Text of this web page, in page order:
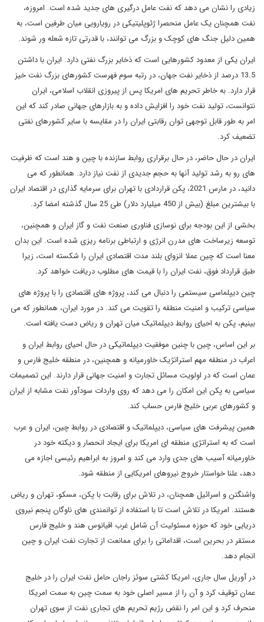
زیادی را نشان می دهد که نفت عامل درگیری های جدید شده است. امروزه،
نفت همچنان یک عامل منحصرا ژئوپلیتیکی در رویارویی میان طرفین است، به
همین دلیل جنگ های کوچک و بزرگ می توانند، با قدرتی تازه شعله ور شوند.
ایران یکی از معدود کشورهایی است که ذخایر بزرگ نفتی دارد. ایران با داشتن
13.5 درصد از ذخایر نفت جهان، در رتبه سوم فهرست کشورهای بزرگ نفت خیز
قرار دارد. به خاطر تحریم های امریکا پس از پیروزی انقلاب اسلامی، ایران
نتوانست، تولید نفت خود را افزایش داده و به بازارهای جهانی صادر کند که این
امر به طور قابل توجهی توان رقابتی ایران را در مقایسه با سایر کشورهای نفتی
تضعیف کرد.
ایران در حال حاضر، در حال برقراری روابط سازنده با چین و هند است که ظرفیت
های رو به رشد تولید آنها به حجم جدیدی از نفت نیاز دارد. همانطور که می
دانید، در مارس 2021، پکن قراردادی با تهران برای سرمایه گذاری در اقتصاد ایران
با بیشترین مبلغ (بیش از 450 میلیارد دلار) طی 25 سال گذشته امضا کرد.
بخشی از این بودجه برای نوسازی فناوری صنعت نفت و گاز ایران و همچنین،
توسعه زیرساخت های مدرن انرژی و ارتباطی برنامه ریزی شده است. این بدان
معنا است که چین عملا انزوای بلند مدت اقتصادی ایران را شکسته است، زیرا
طبق قرارداد فوق، نفت ایران را با قیمت های مطلوب دریافت خواهد کرد.
چین دیپلماسی سیستمی را دنبال می کند، پروژه های اقتصادی را با پروژه های
سیاسی ترکیب و امنیت منطقه را تقویت می کند. در مورد ایران، همانطور که می
بینیم، پکن به احیای روابط دیپلماتیک میان تهران و ریاض دست یافته است.
بر این اساس، چین با چنین موفقیت دیپلماتیکی در حال احیای روابط ایران و
اعراب در منطقه مهم استراتژیک خاورمیانه و همچنین، در منطقه خلیج فارس و
عمان است که در اولویت مسائل تجارت و امنیت جهانی قرار دارند. این تصمیمات
سیاسی به پکن این امکان را می دهد که روی واردات سودآور نفت مشابه از ایران
و کشورهای عربی خلیج فارس حساب کند.
همین پیشرفت های سیاسی، دیپلماتیک و اقتصادی در روابط چین، ایران و عرب
است که به استراتژی منطقه ای امریکا برای ایجاد انحصار و دیکته خود در
خاورمیانه آسیب های جدی وارد می کند و امروز به ابراهیم رئیسی اجازه می
دهد، علنا خواستار خروج نیروهای امریکایی از منطقه شود.
واشنگتن و اسرائیل همچنان، در تلاش برای رقابت با پکن، مسکو، تهران و ریاض
هستند. امریکا در تلاش است تا با استفاده از توانمندی های ناوگان پنجم نیروی
دریایی خود که حوزه مسئولیت آن شامل غرب اقیانوس هند و خلیج فارس
مستقر در بحرین است، اقداماتی را برای ممانعت از تجارت نفت ایران و چین
انجام دهد.
در آوریل سال جاری، امریکا کشتی سوئز راجان حامل نفت ایران را در خلیج
عمان توقیف کرد و آن را از مسیر اصلی خود به سمت چین به سمت امریکا
منحرف کرد و این امر را نقض رژیم تحریم های تجاری نفت از سوی تهران